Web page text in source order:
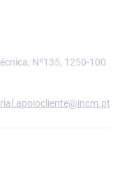
Nº135, 1250-100